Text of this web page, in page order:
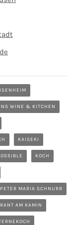
WINE & KITCHEN
KAISEKI
KOCH
PETER MARIA SCHNURR
AM KAMIN